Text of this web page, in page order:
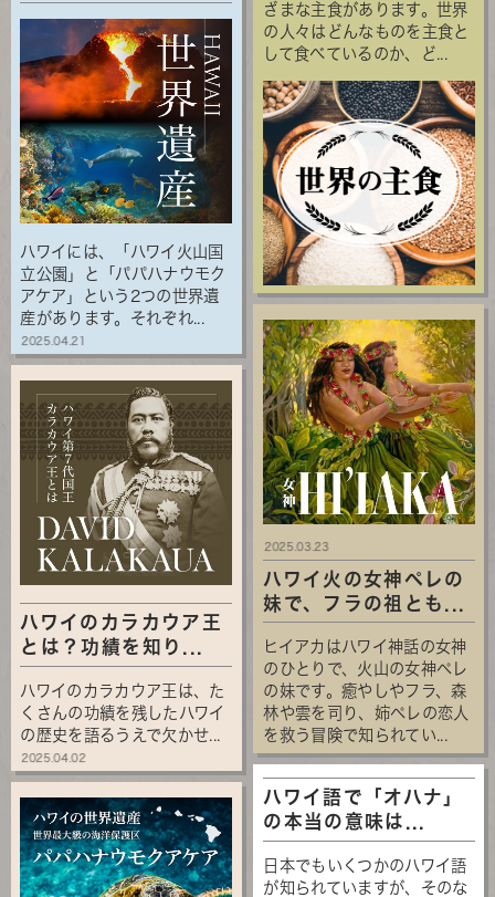
ハワイには、「ハワイ火山国
立公園」と「パパハナウモク
アケア」という2つの世界遺
産があります。それぞれ...
2025.04.21
ざまな主食があります。世界
の人々はどんなものを主食と
して食べているのか、ど...
ハワイのカラカウア王
とは？功績を知り...
ハワイのカラカウア王は、た
くさんの功績を残したハワイ
の歴史を語るうえで欠かせ...
2025.04.02
ハワイ火の女神ペレの
妹で、フラの祖とも...
ヒイアカはハワイ神話の女神
のひとりで、火山の女神ペレ
の妹です。癒やしやフラ、森
林や雲を司り、姉ペレの恋人
を救う冒険で知られてい...
2025.03.23
ハワイ語で「オハナ」
の本当の意味は...
日本でもいくつかのハワイ語
が知られていますが、そのな